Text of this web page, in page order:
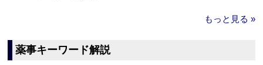
もっと見る »
薬事キーワード解説